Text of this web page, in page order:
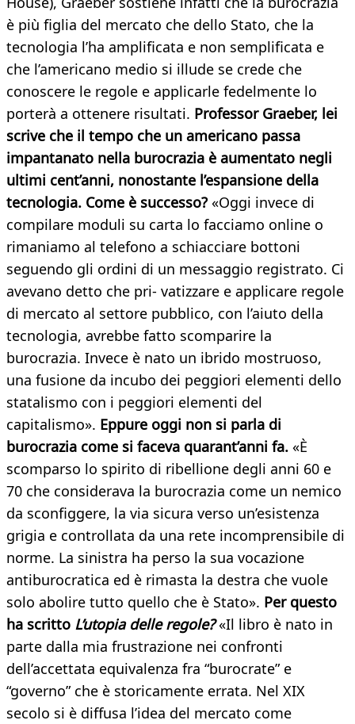
è più figlia del mercato che dello Stato, che la
tecnologia l’ha amplificata e non semplificata e
che l’americano medio si illude se crede che
conoscere le regole e applicarle fedelmente lo
porterà a ottenere risultati. Professor Graeber, lei
scrive che il tempo che un americano passa
impantanato nella burocrazia è aumentato negli
ultimi cent’anni, nonostante l’espansione della
tecnologia. Come è successo? «Oggi invece di
compilare moduli su carta lo facciamo online o
rimaniamo al telefono a schiacciare bottoni
seguendo gli ordini di un messaggio registrato. Ci
avevano detto che pri- vatizzare e applicare regole
di mercato al settore pubblico, con l’aiuto della
tecnologia, avrebbe fatto scomparire la
burocrazia. Invece è nato un ibrido mostruoso,
una fusione da incubo dei peggiori elementi dello
statalismo con i peggiori elementi del
capitalismo». Eppure oggi non si parla di
burocrazia come si faceva quarant’anni fa. «È
scomparso lo spirito di ribellione degli anni 60 e
70 che considerava la burocrazia come un nemico
da sconfiggere, la via sicura verso un’esistenza
grigia e controllata da una rete incomprensibile di
norme. La sinistra ha perso la sua vocazione
antiburocratica ed è rimasta la destra che vuole
solo abolire tutto quello che è Stato». Per questo
ha scritto L’utopia delle regole?«Il libro è nato in
parte dalla mia frustrazione nei confronti
dell’accettata equivalenza fra “burocrate” e
“governo” che è storicamente errata. Nel XIX
secolo si è diffusa l’idea del mercato come